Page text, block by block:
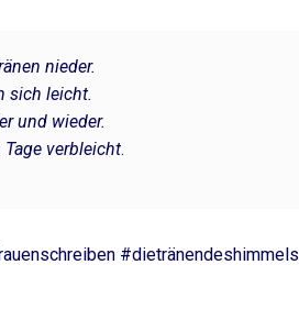
nieder.
sich leicht.
und wieder.
verbleicht.
#dietränendeshimmels